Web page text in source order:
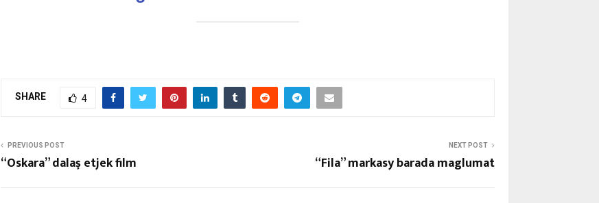
SHARE 4
PREVIOUS POST
“Oskara” dalaş etjek film
NEXT POST
“Fila” markasy barada maglumat